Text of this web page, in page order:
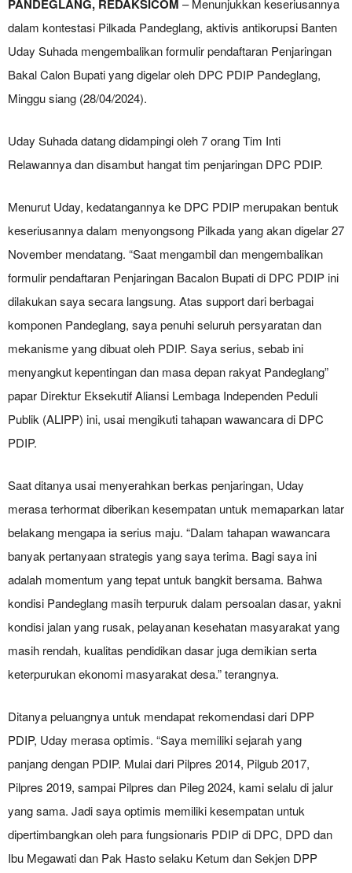
PANDEGLANG, REDAKSICOM – Menunjukkan keseriusannya
dalam kontestasi Pilkada Pandeglang, aktivis antikorupsi Banten
Uday Suhada mengembalikan formulir pendaftaran Penjaringan
Bakal Calon Bupati yang digelar oleh DPC PDIP Pandeglang,
Minggu siang (28/04/2024).
Uday Suhada datang didampingi oleh 7 orang Tim Inti
Relawannya dan disambut hangat tim penjaringan DPC PDIP.
Menurut Uday, kedatangannya ke DPC PDIP merupakan bentuk
keseriusannya dalam menyongsong Pilkada yang akan digelar 27
November mendatang. “Saat mengambil dan mengembalikan
formulir pendaftaran Penjaringan Bacalon Bupati di DPC PDIP ini
dilakukan saya secara langsung. Atas support dari berbagai
komponen Pandeglang, saya penuhi seluruh persyaratan dan
mekanisme yang dibuat oleh PDIP. Saya serius, sebab ini
menyangkut kepentingan dan masa depan rakyat Pandeglang”
papar Direktur Eksekutif Aliansi Lembaga Independen Peduli
Publik (ALIPP) ini, usai mengikuti tahapan wawancara di DPC
PDIP.
Saat ditanya usai menyerahkan berkas penjaringan, Uday
merasa terhormat diberikan kesempatan untuk memaparkan latar
belakang mengapa ia serius maju. “Dalam tahapan wawancara
banyak pertanyaan strategis yang saya terima. Bagi saya ini
adalah momentum yang tepat untuk bangkit bersama. Bahwa
kondisi Pandeglang masih terpuruk dalam persoalan dasar, yakni
kondisi jalan yang rusak, pelayanan kesehatan masyarakat yang
masih rendah, kualitas pendidikan dasar juga demikian serta
keterpurukan ekonomi masyarakat desa.” terangnya.
Ditanya peluangnya untuk mendapat rekomendasi dari DPP
PDIP, Uday merasa optimis. “Saya memiliki sejarah yang
panjang dengan PDIP. Mulai dari Pilpres 2014, Pilgub 2017,
Pilpres 2019, sampai Pilpres dan Pileg 2024, kami selalu di jalur
yang sama. Jadi saya optimis memiliki kesempatan untuk
dipertimbangkan oleh para fungsionaris PDIP di DPC, DPD dan
Ibu Megawati dan Pak Hasto selaku Ketum dan Sekjen DPP